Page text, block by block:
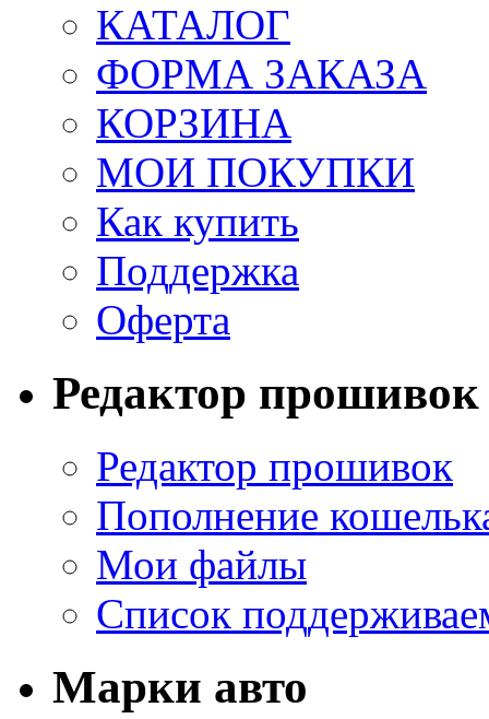
КАТАЛОГ
ФОРМА ЗАКАЗА
КОРЗИНА
МОИ ПОКУПКИ
Как купить
Поддержка
Оферта
Редактор прошивок
Редактор прошивок
Пополнение
Мои файлы
Список
Марки авто